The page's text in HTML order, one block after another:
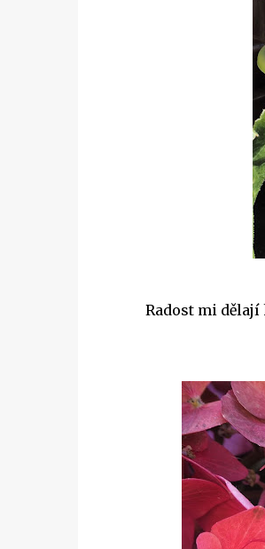
Radost mi dělají